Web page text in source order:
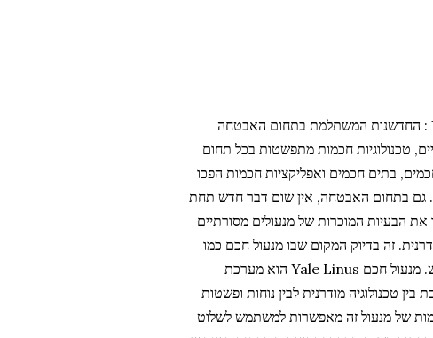
מנעול חכם Yale Linus : החדשנות המשתלמת בתחום האבטחה
טכנולוגיות חכמות מתפשטות בכל תחום
בתים חכמים ואפליקציות חכמות הפכו
גם בתחום האבטחה, אין שום דבר חדש תחת
הבעיות המוכרות של מנעולים מסורתיים
זה בדיוק המקום שבו מנעול חכם כמו
Yale Linus עושה חידוש. מנעול חכם Yale Linus הוא מערכת
טכנולוגיה מודרנית לבין נוחות ופשטות
של מנעול זה מאפשרות למשתמש לשלוט